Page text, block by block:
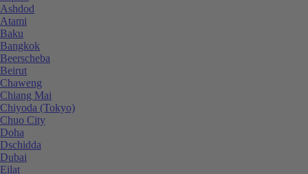
Ashdod
Atami
Baku
Bangkok
Beerscheba
Beirut
Chaweng
Chiang Mai
Chiyoda (Tokyo)
Chuo City
Doha
Dschidda
Dubai
Eilat